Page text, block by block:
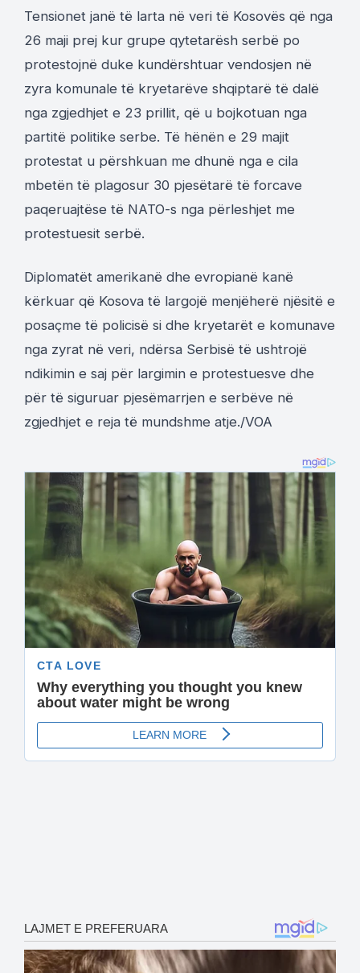
Tensionet janë të larta në veri të Kosovës që nga
26 maji prej kur grupe qytetarësh serbë po
protestojnë duke kundërshtuar vendosjen në
zyra komunale të kryetarëve shqiptarë të dalë
nga zgjedhjet e 23 prillit, që u bojkotuan nga
partitë politike serbe. Të hënën e 29 majit
protestat u përshkuan me dhunë nga e cila
mbetën të plagosur 30 pjesëtarë të forcave
paqeruajtëse të NATO-s nga përleshjet me
protestuesit serbë.
Diplomatët amerikanë dhe evropianë kanë
kërkuar që Kosova të largojë menjëherë njësitë e
posaçme të policisë si dhe kryetarët e komunave
nga zyrat në veri, ndërsa Serbisë të ushtrojë
ndikimin e saj për largimin e protestuesve dhe
për të siguruar pjesëmarrjen e serbëve në
zgjedhjet e reja të mundshme atje./VOA